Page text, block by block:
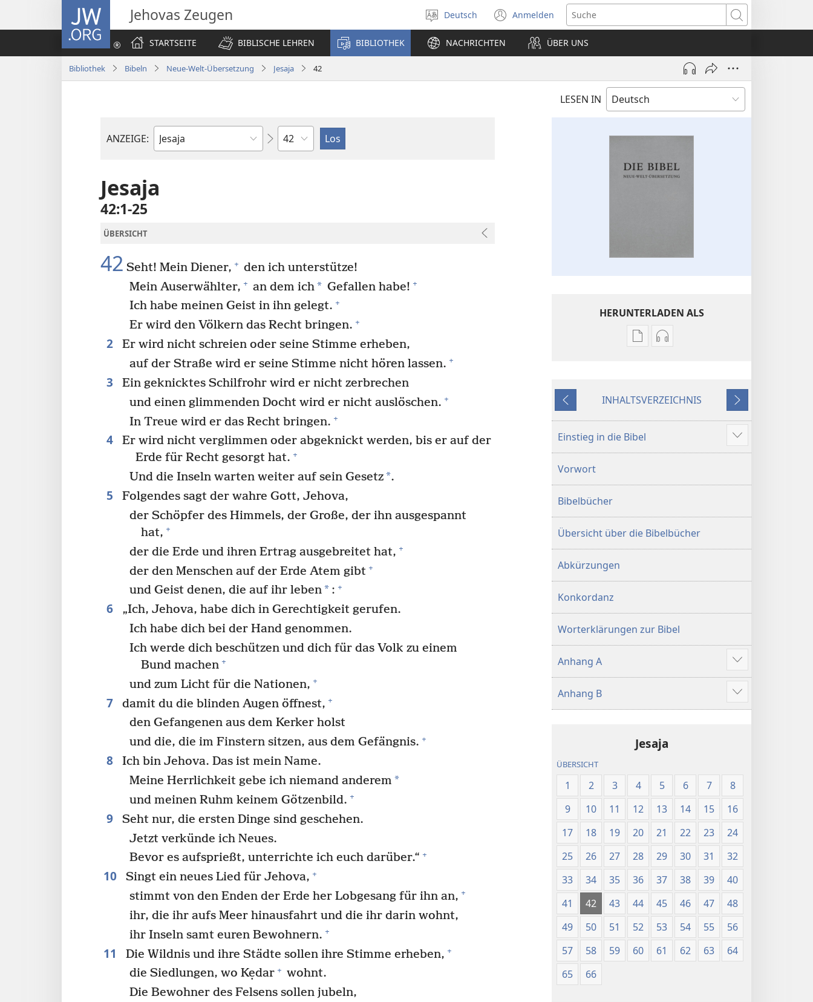
JW.ORG Jehovas Zeugen
Sprache
auswählen
Deutsch Anmelden
(öffnet
neues
Fenster)
Suche
STARTSEITE
BIBLISCHE LEHREN BIBLIOTHEK NACHRICHTEN ÜBER UNS
Bibliothek Bibeln Neue-Welt-Übersetzung Jesaja 42
LESEN IN
ANZEIGE:
Bibelbuch
Kapitel
Jesaja
42:1-25
ÜBERSICHT
42 Seht! Mein Diener, + den ich unterstütze!
Mein Auserwählter, + an dem ich* Gefallen habe! +
Ich habe meinen Geist in ihn gelegt. +
Er wird den Völkern das Recht bringen. +
2
Er wird nicht schreien oder seine Stimme erheben,
auf der Straße wird er seine Stimme nicht hören lassen. +
3
Ein geknicktes Schilfrohr wird er nicht zerbrechen
und einen glimmenden Docht wird er nicht auslöschen. +
In Treue wird er das Recht bringen. +
4
Er wird nicht verglimmen oder abgeknickt werden, bis er auf der
Erde für Recht gesorgt hat. +
Und die Inseln warten weiter auf sein Gesetz*.
5
Folgendes sagt der wahre Gott, Jehova,
der Schöpfer des Himmels, der Große, der ihn ausgespannt
hat, +
der die Erde und ihren Ertrag ausgebreitet hat, +
der den Menschen auf der Erde Atem gibt +
und Geist denen, die auf ihr leben* : +
6
„Ich, Jehova, habe dich in Gerechtigkeit gerufen.
Ich habe dich bei der Hand genommen.
Ich werde dich beschützen und dich für das Volk zu einem
Bund machen +
und zum Licht für die Nationen, +
7 damit du die blinden Augen öffnest, +
den Gefangenen aus dem Kerker holst
und die, die im Finstern sitzen, aus dem Gefängnis. +
8
Ich bin Jehova. Das ist mein Name.
Meine Herrlichkeit gebe ich niemand anderem *
und meinen Ruhm keinem Götzenbild. +
9
Seht nur, die ersten Dinge sind geschehen.
Jetzt verkünde ich Neues.
Bevor es aufsprießt, unterrichte ich euch darüber.“ +
10 Singt ein neues Lied für Jehova, +
stimmt von den Enden der Erde her Lobgesang für ihn an, +
ihr, die ihr aufs Meer hinausfahrt und die ihr darin wohnt,
ihr Inseln samt euren Bewohnern. +
11 Die Wildnis und ihre Städte sollen ihre Stimme erheben, +
die Siedlungen, wo Kẹdar + wohnt.
Die Bewohner des Felsens sollen jubeln,
HERUNTERLADEN ALS
Downloadoptionen
Bibel.
Welt-
Übersetzung
Downloadoptionen
Bibel.
Zurück
INHALTSVERZEICHNIS
Weiter
Einstieg in die Bibel
Mehr
anzeigen
Vorwort
Bibelbücher
Übersicht über die Bibelbücher
Abkürzungen
Konkordanz
Worterklärungen zur Bibel
Anhang A
Mehr
anzeigen
Anhang B
Mehr
anzeigen
Jesaja
ÜBERSICHT
1 2 3 4 5 6 7
8
9
10 11 12 13 14 15
16
17
18 19 20 21 22 23
24
25
26 27 28 29 30 31
32
33
34 35 36 37 38 39
40
41
42 43 44 45 46 47
48
49
50 51 52 53 54 55
56
57
58 59 60 61 62 63
64
65
66